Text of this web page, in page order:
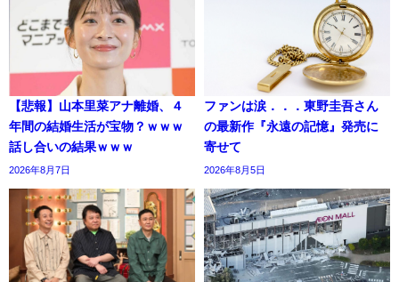
【悲報】山本里菜アナ離婚、４
年間の結婚生活が宝物？ｗｗｗ
話し合いの結果ｗｗｗ
2026年8月7日
ファンは涙．．．東野圭吾さん
の最新作『永遠の記憶』発売に
寄せて
2026年8月5日